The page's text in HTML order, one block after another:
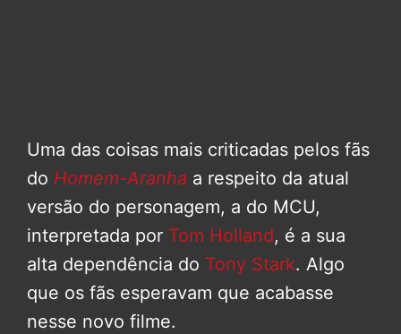
Uma das coisas mais criticadas pelos fãs
do Homem-Aranha a respeito da atual
versão do personagem, a do MCU,
interpretada por Tom Holland, é a sua
alta dependência do Tony Stark. Algo
que os fãs esperavam que acabasse
nesse novo filme.